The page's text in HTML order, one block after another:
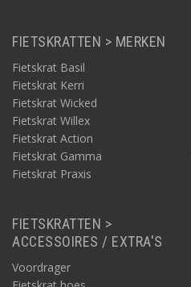
FIETSKRATTEN > MERKEN
Fietskrat Basil
Fietskrat Kerri
Fietskrat Wicked
Fietskrat Willex
Fietskrat Action
Fietskrat Gamma
Fietskrat Praxis
FIETSKRATTEN >
ACCESSOIRES / EXTRA'S
Voordrager